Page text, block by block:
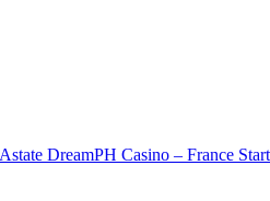
DreamPH Casino – France Start